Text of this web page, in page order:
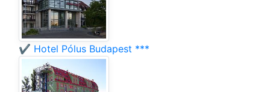
✔️ Hotel Pólus Budapest ***